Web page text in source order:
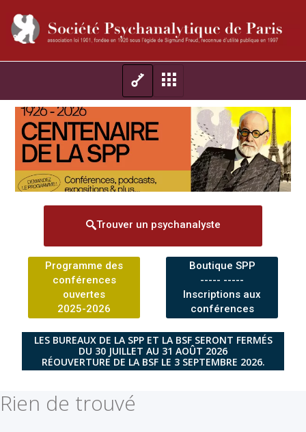
Trouver un psychanalyste
Programme des
conférences
ouvertes
2025-2026
Boutique SPP
----- -----
Inscriptions aux
conférences
LES BUREAUX DE LA SPP ET LA BSF SERONT FERMÉS
DU 30 JUILLET AU 31 AOÛT 2026
RÉOUVERTURE DE LA BSF LE 3 SEPTEMBRE 2026.
Rien de trouvé